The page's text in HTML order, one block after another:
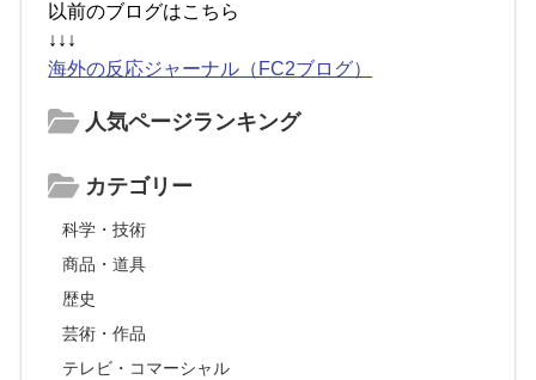
以前のブログはこちら
↓↓↓
海外の反応ジャーナル（FC2ブログ）
人気ページランキング
カテゴリー
科学・技術
商品・道具
歴史
芸術・作品
テレビ・コマーシャル